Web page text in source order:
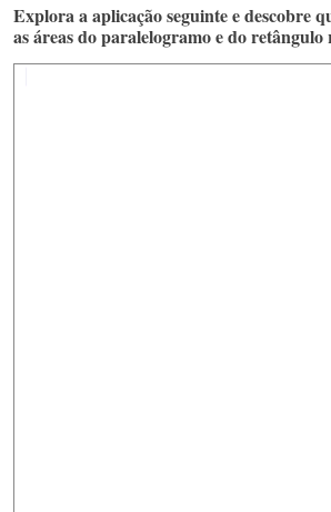
Explora a aplicação seguinte e descobre
as áreas do paralelogramo e do retângulo